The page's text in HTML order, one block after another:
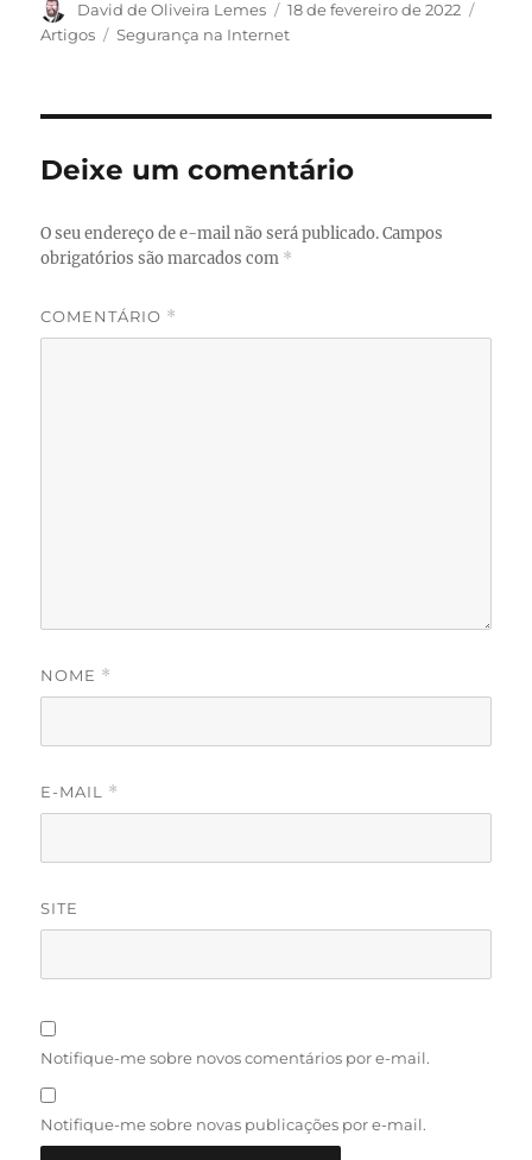
Autor
David de Oliveira Lemes
Publicado
em
18 de fevereiro de 2022
Artigos
Tags
Segurança na Internet
Deixe um comentário
O seu endereço de e-mail não será publicado. Campos
obrigatórios são marcados com *
COMENTÁRIO *
NOME *
E-MAIL *
SITE
Notifique-me sobre novos comentários por e-mail.
Notifique-me sobre novas publicações por e-mail.